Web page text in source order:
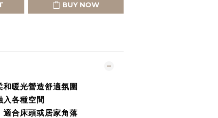
BUY NOW
和暖光營造舒適氛圍
入各種空間
適合床頭或居家角落